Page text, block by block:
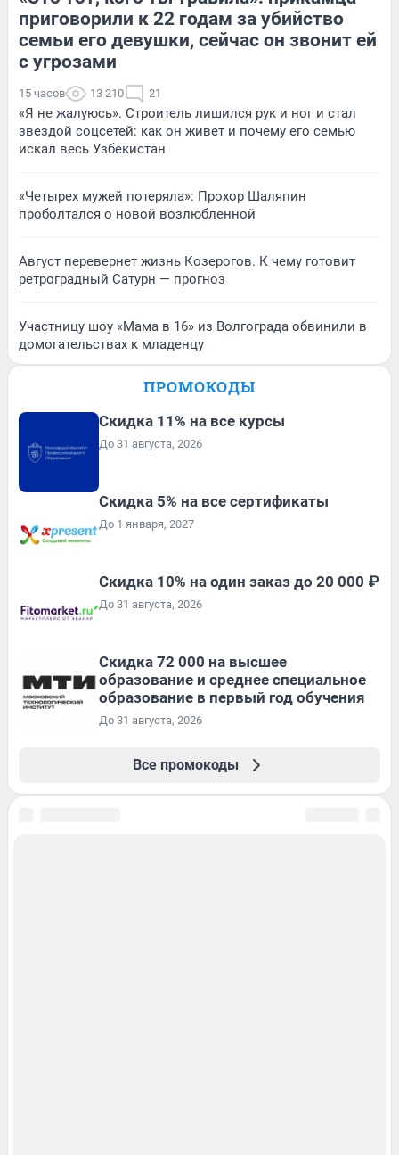
приговорили к 22 годам за убийство
семьи его девушки, сейчас он звонит ей
с угрозами
15 часов 13 210 21
«Я не жалуюсь». Строитель лишился рук и ног и стал
звездой соцсетей: как он живет и почему его семью
искал весь Узбекистан
«Четырех мужей потеряла»: Прохор Шаляпин
проболтался о новой возлюбленной
Август перевернет жизнь Козерогов. К чему готовит
ретроградный Сатурн — прогноз
Участницу шоу «Мама в 16» из Волгограда обвинили в
домогательствах к младенцу
ПРОМОКОДЫ
Скидка 11% на все курсы
До 31 августа, 2026
Скидка 5% на все сертификаты
До 1 января, 2027
Скидка 10% на один заказ до 20 000 ₽
До 31 августа, 2026
Скидка 72 000 на высшее
образование и среднее специальное
образование в первый год обучения
До 31 августа, 2026
Все промокоды